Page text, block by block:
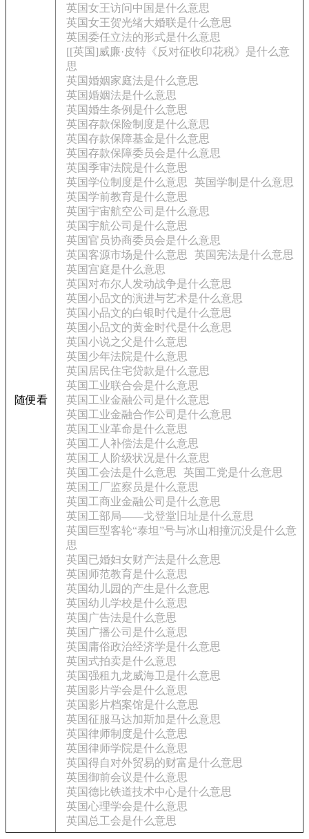
随便看
英国女王访问中国是什么意思
英国女王贺光绪大婚联是什么意思
英国委任立法的形式是什么意思
[[英国]威廉·皮特《反对征收印花税》是什么意
思
英国婚姻家庭法是什么意思
英国婚姻法是什么意思
英国婚生条例是什么意思
英国存款保险制度是什么意思
英国存款保障基金是什么意思
英国存款保障委员会是什么意思
英国季审法院是什么意思
英国学位制度是什么意思
英国学制是什么意思
英国学前教育是什么意思
英国宇宙航空公司是什么意思
英国宇航公司是什么意思
英国官员协商委员会是什么意思
英国客源市场是什么意思
英国宪法是什么意思
英国宫庭是什么意思
英国对布尔人发动战争是什么意思
英国小品文的演进与艺术是什么意思
英国小品文的白银时代是什么意思
英国小品文的黄金时代是什么意思
英国小说之父是什么意思
英国少年法院是什么意思
英国居民住宅贷款是什么意思
英国工业联合会是什么意思
英国工业金融公司是什么意思
英国工业金融合作公司是什么意思
英国工业革命是什么意思
英国工人补偿法是什么意思
英国工人阶级状况是什么意思
英国工会法是什么意思
英国工党是什么意思
英国工厂监察员是什么意思
英国工商业金融公司是什么意思
英国工部局——戈登堂旧址是什么意思
英国巨型客轮“泰坦”号与冰山相撞沉没是什么意
思
英国已婚妇女财产法是什么意思
英国师范教育是什么意思
英国幼儿园的产生是什么意思
英国幼儿学校是什么意思
英国广告法是什么意思
英国广播公司是什么意思
英国庸俗政治经济学是什么意思
英国式拍卖是什么意思
英国强租九龙威海卫是什么意思
英国影片学会是什么意思
英国影片档案馆是什么意思
英国征服马达加斯加是什么意思
英国律师制度是什么意思
英国律师学院是什么意思
英国得自对外贸易的财富是什么意思
英国御前会议是什么意思
英国德比铁道技术中心是什么意思
英国心理学会是什么意思
英国总工会是什么意思